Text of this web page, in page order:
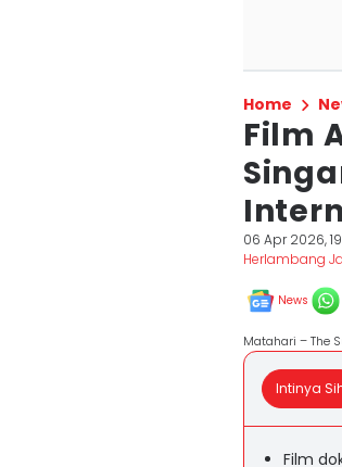
Home
Film
06 Apr 2026,
Herlambang
News
Matahari – The
Intinya
Film